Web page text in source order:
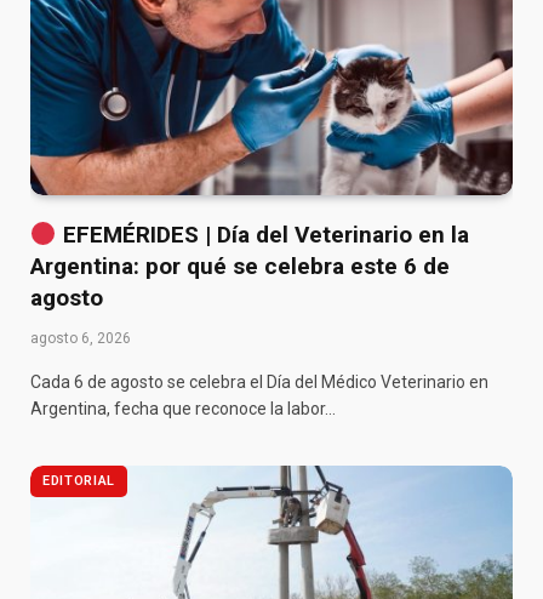
EFEMÉRIDES | Día del Veterinario en la
Argentina: por qué se celebra este 6 de
agosto
agosto 6, 2026
Cada 6 de agosto se celebra el Día del Médico Veterinario en
Argentina, fecha que reconoce la labor…
EDITORIAL